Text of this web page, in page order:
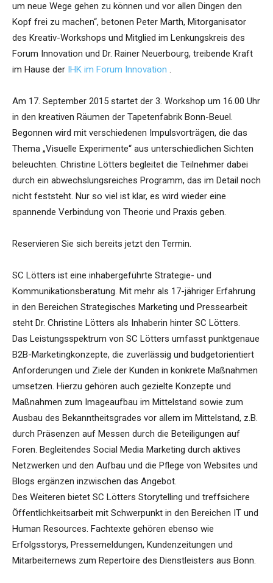
um neue Wege gehen zu können und vor allen Dingen den
Kopf frei zu machen“, betonen Peter Marth, Mitorganisator
des Kreativ-Workshops und Mitglied im Lenkungskreis des
Forum Innovation und Dr. Rainer Neuerbourg, treibende Kraft
im Hause der IHK im Forum Innovation .
Am 17. September 2015 startet der 3. Workshop um 16.00 Uhr
in den kreativen Räumen der Tapetenfabrik Bonn-Beuel.
Begonnen wird mit verschiedenen Impulsvorträgen, die das
Thema „Visuelle Experimente“ aus unterschiedlichen Sichten
beleuchten. Christine Lötters begleitet die Teilnehmer dabei
durch ein abwechslungsreiches Programm, das im Detail noch
nicht feststeht. Nur so viel ist klar, es wird wieder eine
spannende Verbindung von Theorie und Praxis geben.
Reservieren Sie sich bereits jetzt den Termin.
SC Lötters ist eine inhabergeführte Strategie- und
Kommunikationsberatung. Mit mehr als 17-jähriger Erfahrung
in den Bereichen Strategisches Marketing und Pressearbeit
steht Dr. Christine Lötters als Inhaberin hinter SC Lötters.
Das Leistungsspektrum von SC Lötters umfasst punktgenaue
B2B-Marketingkonzepte, die zuverlässig und budgetorientiert
Anforderungen und Ziele der Kunden in konkrete Maßnahmen
umsetzen. Hierzu gehören auch gezielte Konzepte und
Maßnahmen zum Imageaufbau im Mittelstand sowie zum
Ausbau des Bekanntheitsgrades vor allem im Mittelstand, z.B.
durch Präsenzen auf Messen durch die Beteiligungen auf
Foren. Begleitendes Social Media Marketing durch aktives
Netzwerken und den Aufbau und die Pflege von Websites und
Blogs ergänzen inzwischen das Angebot.
Des Weiteren bietet SC Lötters Storytelling und treffsichere
Öffentlichkeitsarbeit mit Schwerpunkt in den Bereichen IT und
Human Resources. Fachtexte gehören ebenso wie
Erfolgsstorys, Pressemeldungen, Kundenzeitungen und
Mitarbeiternews zum Repertoire des Dienstleisters aus Bonn.